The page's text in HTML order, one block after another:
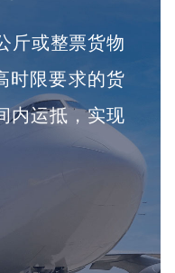
斤或整票货物
时限要求的货
内运抵，实现